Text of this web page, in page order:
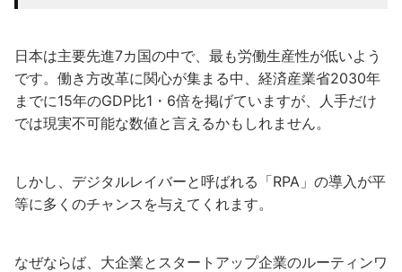
日本は主要先進7カ国の中で、最も労働生産性が低いよう
です。働き方改革に関心が集まる中、経済産業省2030年
までに15年のGDP比1・6倍を掲げていますが、人手だけ
では現実不可能な数値と言えるかもしれません。
しかし、デジタルレイバーと呼ばれる「RPA」の導入が平
等に多くのチャンスを与えてくれます。
なぜならば、大企業とスタートアップ企業のルーティンワ